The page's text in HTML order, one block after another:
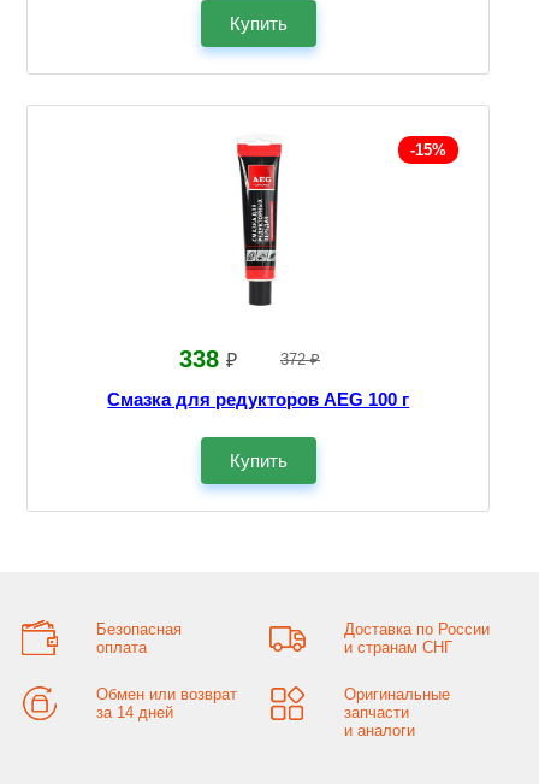
Купить
-15%
338 ₽ 372 ₽
Смазка для редукторов AEG 100 г
Купить
Безопасная
оплата
Доставка по России
и странам СНГ
Обмен или возврат
за 14 дней
Оригинальные
запчасти
и аналоги